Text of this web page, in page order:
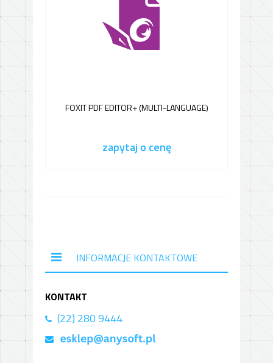
FOXIT PDF EDITOR+ (MULTI-LANGUAGE)
zapytaj o cenę
INFORMACJE KONTAKTOWE
KONTAKT
(22) 280 9444